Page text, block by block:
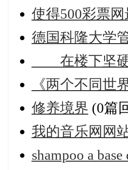
使得500彩票
德国科隆大学
在楼下坚硬
《两个不同世
修养境界 (0篇
我的音乐网网
shampoo a base